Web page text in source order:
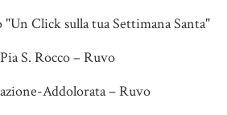
Click sulla tua Settimana Santa"
S. Rocco – Ruvo
Addolorata – Ruvo